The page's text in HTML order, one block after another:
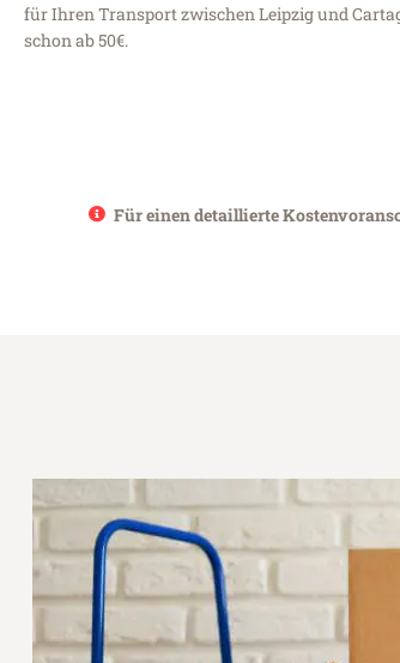
für Ihren Transport zwischen Leipzig und
schon ab 50€.
Für einen detaillierte